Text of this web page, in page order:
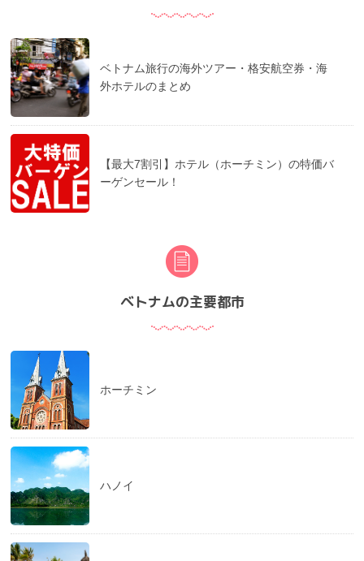
ベトナム旅行の海外ツアー・格安航空券・海
外ホテルのまとめ
【最大7割引】ホテル（ホーチミン）の特価バ
ーゲンセール！
ベトナムの主要都市
ホーチミン
ハノイ